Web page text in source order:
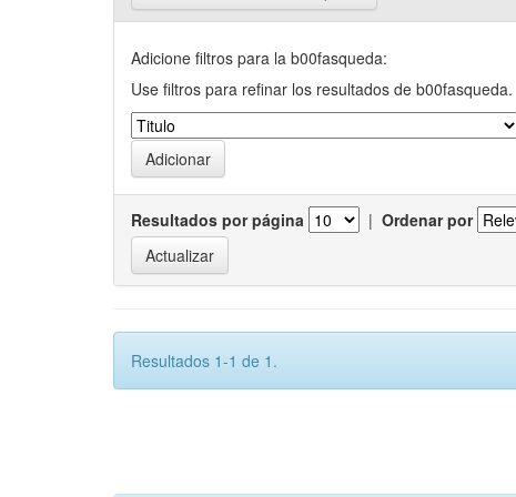
Adicione filtros para la b00fasqueda:
Use filtros para refinar los resultados de b00fasqueda.
Resultados por página | Ordenar por
Resultados 1-1 de 1.